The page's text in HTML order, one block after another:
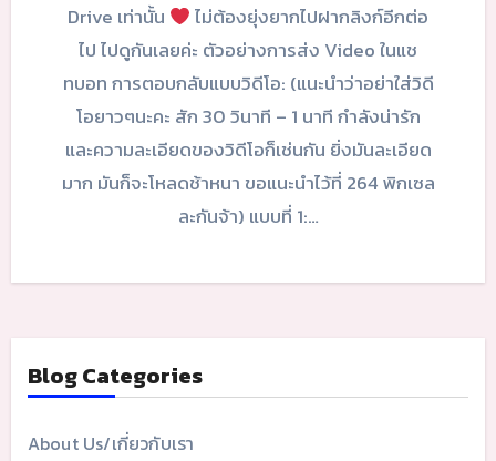
Drive เท่านั้น
ไม่ต้องยุ่งยากไปฝากลิงก์อีกต่อ
ไป ไปดูกันเลยค่ะ ตัวอย่างการส่ง Video ในแช
ทบอท การตอบกลับแบบวิดีโอ: (แนะนำว่าอย่าใส่วิดี
โอยาวๆนะคะ สัก 30 วินาที – 1 นาที กำลังน่ารัก
และความละเอียดของวิดีโอก็เช่นกัน ยิ่งมันละเอียด
มาก มันก็จะโหลดช้าหนา ขอแนะนำไว้ที่ 264 พิกเซล
ละกันจ้า) แบบที่ 1:…
Blog Categories
About Us/เกี่ยวกับเรา